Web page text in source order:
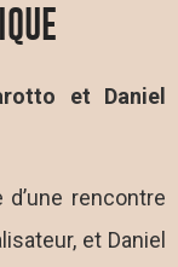
et Daniel
rencontre
et Daniel